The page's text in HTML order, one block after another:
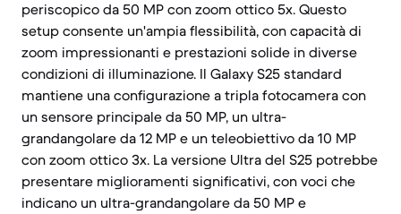
periscopico da 50 MP con zoom ottico 5x. Questo
setup consente un'ampia flessibilità, con capacità di
zoom impressionanti e prestazioni solide in diverse
condizioni di illuminazione. Il Galaxy S25 standard
mantiene una configurazione a tripla fotocamera con
un sensore principale da 50 MP, un ultra-
grandangolare da 12 MP e un teleobiettivo da 10 MP
con zoom ottico 3x. La versione Ultra del S25 potrebbe
presentare miglioramenti significativi, con voci che
indicano un ultra-grandangolare da 50 MP e